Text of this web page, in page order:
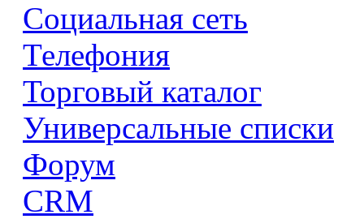
Социальная сеть
Телефония
Торговый каталог
Универсальные списки
Форум
CRM